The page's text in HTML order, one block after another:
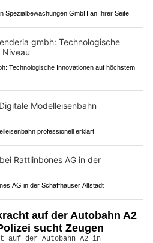
Spezialbewachungen GmbH an Ihrer Seite
Technologische Innovationen auf höchstem
professionell erklärt
AG in der Schaffhauser Altstadt
auf der Autobahn A2
sucht Zeugen